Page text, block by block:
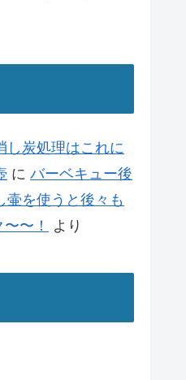
し炭処理はこれに
に バーベキュー後
壷を使うと後々も
〜！
より